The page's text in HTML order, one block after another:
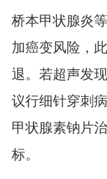
桥本甲状腺炎
加癌变风险，
退。若超声发
议行细针穿刺
甲状腺素钠片
标。